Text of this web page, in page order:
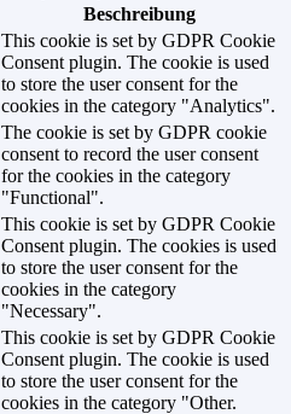
Beschreibung
This cookie is set by GDPR Cookie
Consent plugin. The cookie is used
to store the user consent for the
cookies in the category "Analytics".
The cookie is set by GDPR cookie
consent to record the user consent
for the cookies in the category
"Functional".
This cookie is set by GDPR Cookie
Consent plugin. The cookies is used
to store the user consent for the
cookies in the category
"Necessary".
This cookie is set by GDPR Cookie
Consent plugin. The cookie is used
to store the user consent for the
cookies in the category "Other.